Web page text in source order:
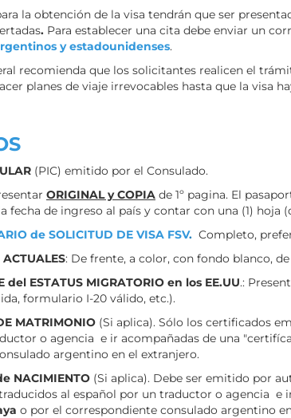
la obtención de la visa tendrán que ser
. Para establecer una cita debe enviar un
y estadounidenses.
recomienda que los solicitantes realicen el
planes de viaje irrevocables hasta que la visa
(PIC) emitido por el Consulado.
ORIGINAL y COPIA de 1º pagina. El
fecha de ingreso al país y contar con una (1) hoja
de SOLICITUD DE VISA FSV. Completo,
: De frente, a color, con fondo blanco,
del ESTATUS MIGRATORIO en los EE.UU.:
formulario I-20 válido, etc.).
MATRIMONIO (Si aplica). Sólo los certificados
o agencia e ir acompañadas de una
argentino en el extranjero.
NACIMIENTO (Si aplica). Debe ser emitido por
al español por un traductor o agencia
o por el correspondiente consulado argentino